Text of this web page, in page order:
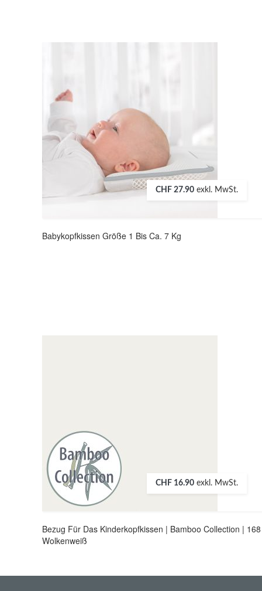
CHF 27.90 exkl. MwSt.
Babykopfkissen Größe 1 Bis Ca. 7 Kg
CHF 16.90 exkl. MwSt.
Bezug Für Das Kinderkopfkissen | Bamboo Collection | 168
Wolkenweiß